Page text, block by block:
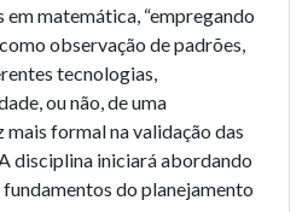
matemática, “empregando
observação de padrões,
tecnologias,
ou não, de uma
formal na validação das
disciplina iniciará abordando
do planejamento